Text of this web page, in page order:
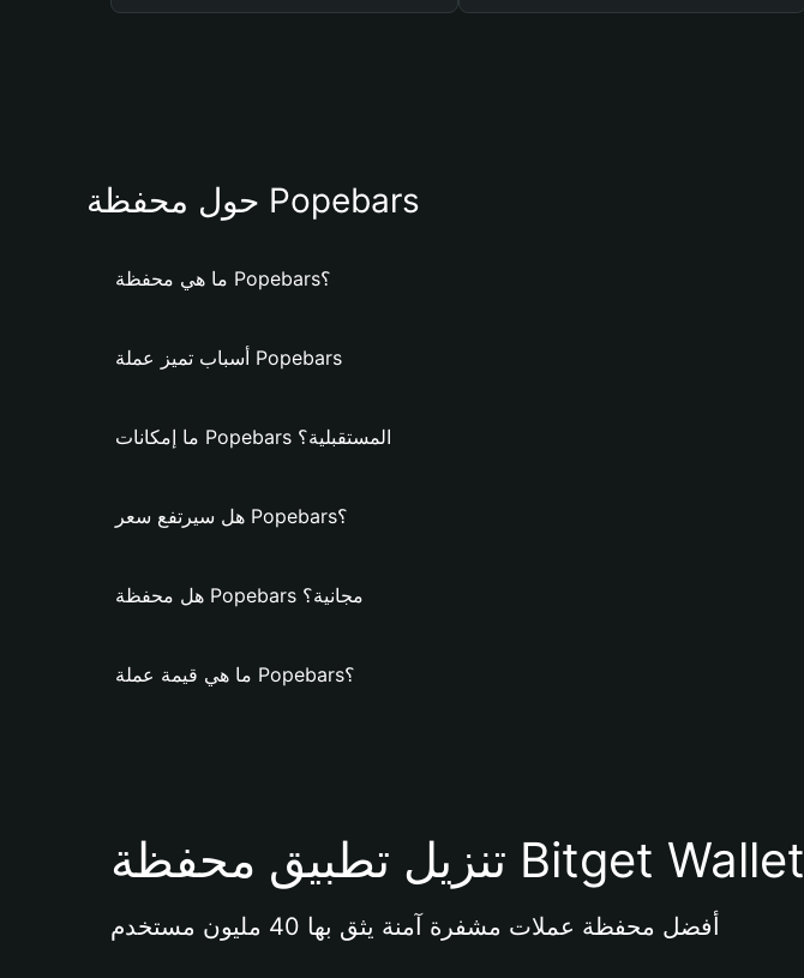
حول محفظة Popebars
ما هي محفظة Popebars؟
أسباب تميز عملة Popebars
ما إمكانات Popebars المستقبلية؟
هل سيرتفع سعر Popebars؟
هل محفظة Popebars مجانية؟
ما هي قيمة عملة Popebars؟
تنزيل تطبيق محفظة Bitget Wallet
أفضل محفظة عملات مشفرة آمنة يثق بها 40 مليون مستخدم